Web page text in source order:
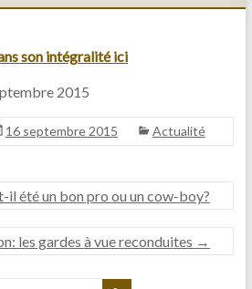
son intégralité ici
2015
16 septembre 2015 Actualité
il été un bon pro ou un cow-boy?
les gardes à vue reconduites →